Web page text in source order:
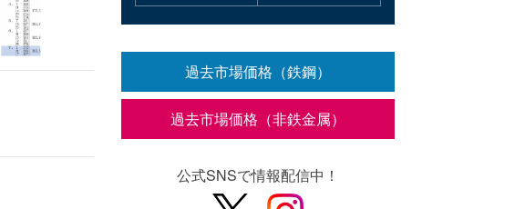
過去市場価格（鉄鋼）
過去市場価格（非鉄金属）
公式SNSで情報配信中！